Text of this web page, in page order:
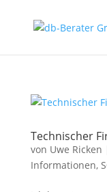
Technischer
von Uwe Ricken
Informationen,